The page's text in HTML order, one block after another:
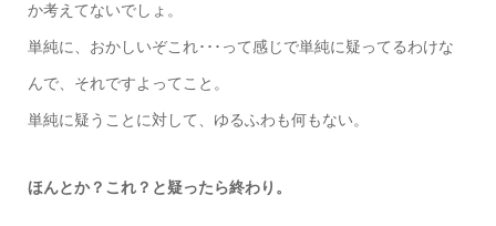
か考えてないでしょ。
単純に、おかしいぞこれ･･･って感じで単純に疑ってるわけな
んで、それですよってこと。
単純に疑うことに対して、ゆるふわも何もない。
ほんとか？これ？と疑ったら終わり。